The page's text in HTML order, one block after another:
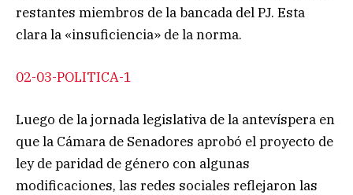
restantes miembros de la bancada del PJ. Esta
clara la «insuficiencia» de la norma.
02-03-POLITICA-1
Luego de la jornada legislativa de la antevíspera en
que la Cámara de Senadores aprobó el proyecto de
ley de paridad de género con algunas
modificaciones, las redes sociales reflejaron las